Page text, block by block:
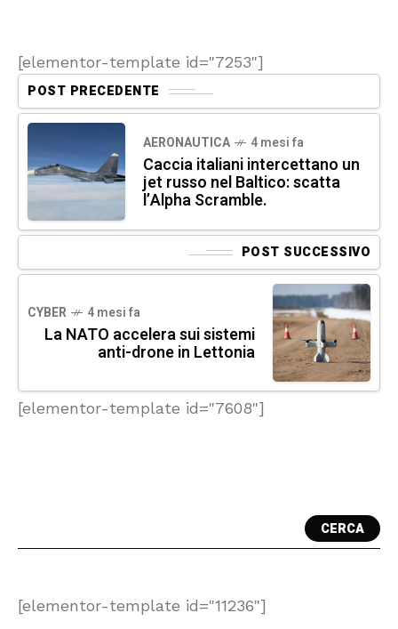
[elementor-template id="7253"]
POST PRECEDENTE
AERONAUTICA 4 mesi fa
Caccia italiani intercettano un
jet russo nel Baltico: scatta
l’Alpha Scramble.
POST SUCCESSIVO
CYBER 4 mesi fa
La NATO accelera sui sistemi
anti-drone in Lettonia
[elementor-template id="7608"]
CERCA
[elementor-template id="11236"]